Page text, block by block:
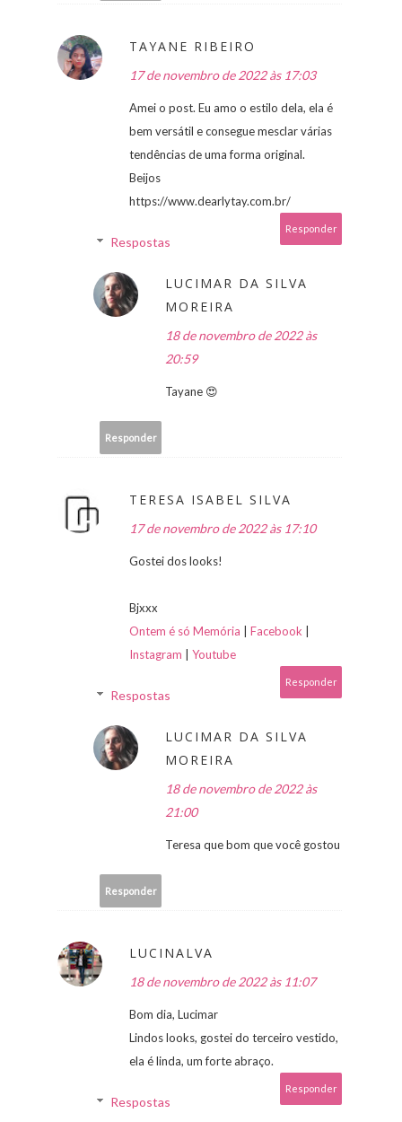
TAYANE RIBEIRO
17 de novembro de 2022 às 17:03
Amei o post. Eu amo o estilo dela, ela é
bem versátil e consegue mesclar várias
tendências de uma forma original.
Beijos
https://www.dearlytay.com.br/
Responder
Respostas
LUCIMAR DA SILVA
MOREIRA
18 de novembro de 2022 às
20:59
Tayane 😍
Responder
TERESA ISABEL SILVA
17 de novembro de 2022 às 17:10
Gostei dos looks!
Bjxxx
Ontem é só Memória
Facebook
Instagram
Youtube
Responder
Respostas
LUCIMAR DA SILVA
MOREIRA
18 de novembro de 2022 às
21:00
Teresa que bom que você gostou
Responder
LUCINALVA
18 de novembro de 2022 às 11:07
Bom dia, Lucimar
Lindos looks, gostei do terceiro vestido,
ela é linda, um forte abraço.
Responder
Respostas